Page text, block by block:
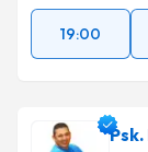
19:00